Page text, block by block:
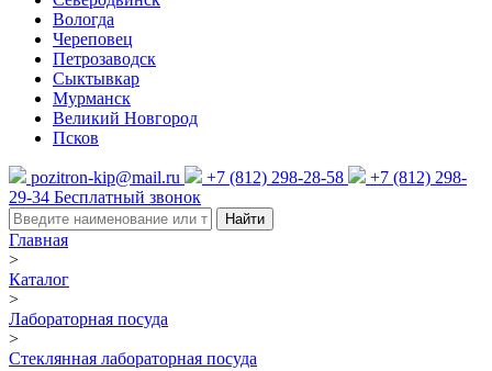
Вологда
Череповец
Петрозаводск
Сыктывкар
Мурманск
Великий Новгород
Псков
pozitron-kip@mail.ru +7 (812) 298-28-58
+7 (812) 298-
29-34 Бесплатный звонок
Найти
Главная
>
Каталог
>
Лабораторная посуда
>
Стеклянная лабораторная посуда